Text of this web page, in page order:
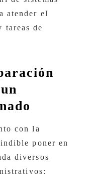
atender el
tareas de
con la
poner en
diversos